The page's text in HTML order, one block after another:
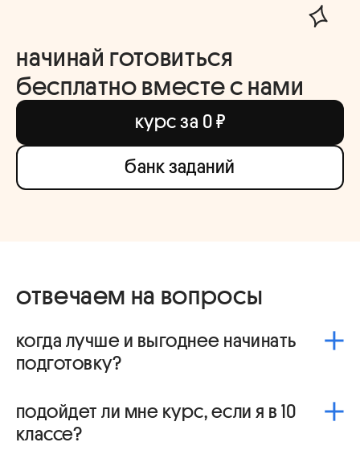
начинай готовиться
бесплатно вместе с нами
курс за 0 ₽
банк заданий
отвечаем на вопросы
когда лучше и выгоднее начинать
подготовку?
спокойнее и основательнее можно освоить весь
материал, потренироваться, разобрать ошибки и
закрепить знания. Поэтому мы советуем начинать
подойдет ли мне курс, если я в 10
классе?